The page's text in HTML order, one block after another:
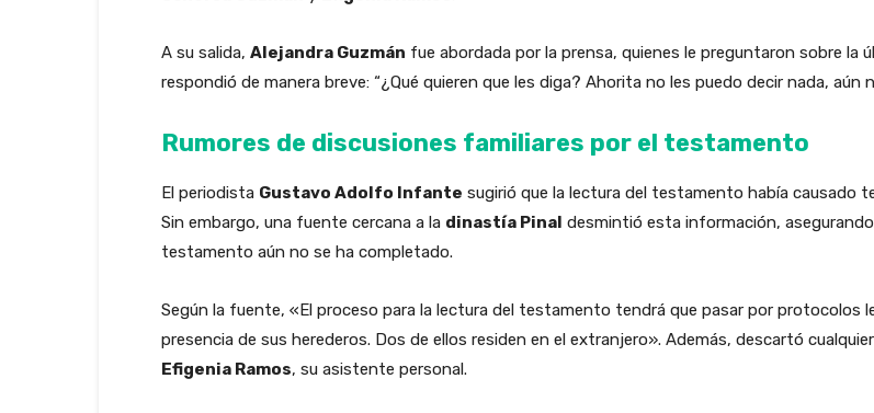
A su salida, Alejandra Guzmán fue abordada por la prensa, quienes le preguntaron sobre la
respondió de manera breve: “¿Qué quieren que les diga? Ahorita no les puedo decir nada, aún
Rumores de discusiones familiares por el testamento
El periodista Gustavo Adolfo Infante sugirió que la lectura del testamento había causado
Sin embargo, una fuente cercana a la dinastía Pinal desmintió esta información,
testamento aún no se ha completado.
Según la fuente, «El proceso para la lectura del testamento tendrá que pasar por protocolos
presencia de sus herederos. Dos de ellos residen en el extranjero». Además, descartó
Efigenia Ramos, su asistente personal.